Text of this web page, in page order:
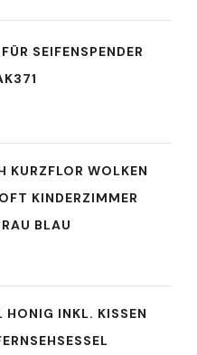
SEIFENSPENDER
KURZFLOR WOLKEN
KINDERZIMMER
BLAU
HONIG INKL. KISSEN